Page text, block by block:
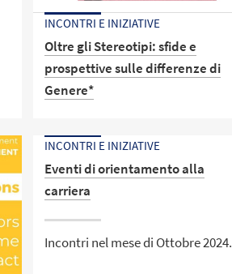
INCONTRI E INIZIATIVE
Oltre gli Stereotipi: sfide e
prospettive sulle differenze di
Genere*
Alma Mater Fest
INCONTRI E INIZIATIVE
Eventi di orientamento alla
carriera
Incontri nel mese di Ottobre 2024.